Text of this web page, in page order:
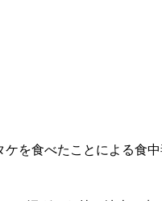
を食べたことによる食